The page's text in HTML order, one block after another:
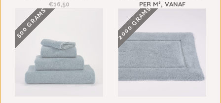
€16,50
PER M², VANAF
€14,00
500 GRAMS 2000 GRAMS